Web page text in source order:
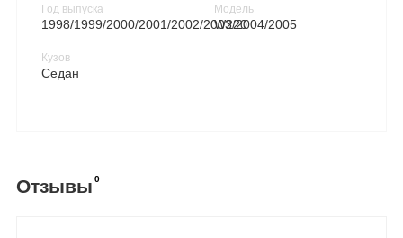
Год выпуска
1998/1999/2000/2001/2002/2003/2004/2005
Кузов
Седан
Модель
W220
Отзывы 0